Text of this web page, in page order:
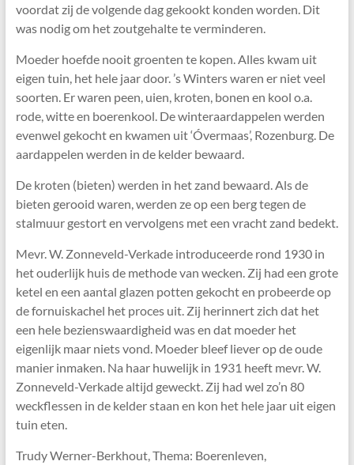
voordat zij de volgende dag gekookt konden worden. Dit
was nodig om het zoutgehalte te verminderen.
Moeder hoefde nooit groenten te kopen. Alles kwam uit
eigen tuin, het hele jaar door. ’s Winters waren er niet veel
soorten. Er waren peen, uien, kroten, bonen en kool o.a.
rode, witte en boerenkool. De winteraardappelen werden
evenwel gekocht en kwamen uit ‘Óvermaas’, Rozenburg. De
aardappelen werden in de kelder bewaard.
De kroten (bieten) werden in het zand bewaard. Als de
bieten gerooid waren, werden ze op een berg tegen de
stalmuur gestort en vervolgens met een vracht zand bedekt.
Mevr. W. Zonneveld-Verkade introduceerde rond 1930 in
het ouderlijk huis de methode van wecken. Zij had een grote
ketel en een aantal glazen potten gekocht en probeerde op
de fornuiskachel het proces uit. Zij herinnert zich dat het
een hele bezienswaardigheid was en dat moeder het
eigenlijk maar niets vond. Moeder bleef liever op de oude
manier inmaken. Na haar huwelijk in 1931 heeft mevr. W.
Zonneveld-Verkade altijd geweckt. Zij had wel zo’n 80
weckflessen in de kelder staan en kon het hele jaar uit eigen
tuin eten.
Trudy Werner-Berkhout, Thema: Boerenleven,